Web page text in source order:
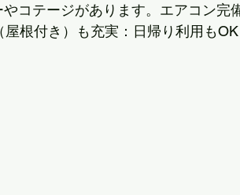
コテージがあります。エアコン完
根付き）も充実：日帰り利用もOK